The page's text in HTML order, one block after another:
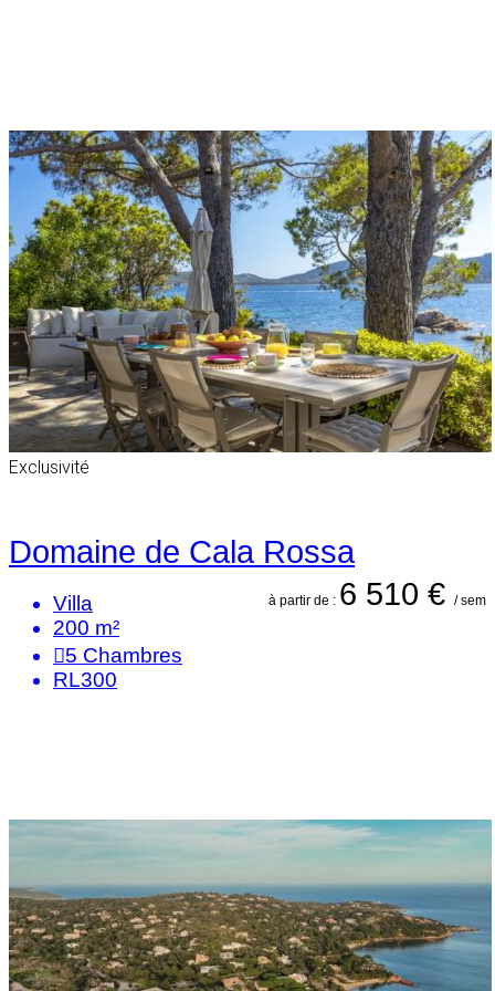
Exclusivité
Domaine de Cala Rossa
à partir de : 6 510 € / sem
Villa
200 m²
5 Chambres
RL300